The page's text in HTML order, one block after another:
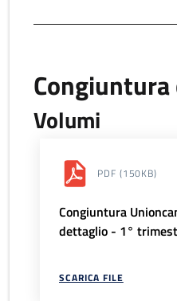
Volumi
PDF (150KB)
Congiuntura
dettaglio - 1°
SCARICA FILE